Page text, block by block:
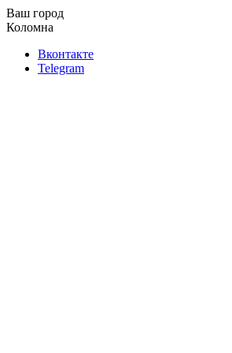
Ваш город
Коломна
Вконтакте
Telegram